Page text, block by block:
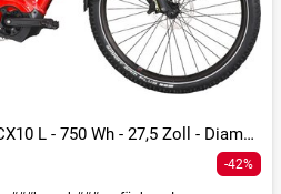
Quadriga Town & Country CX10 L - 750 Wh - 27,5 Zoll - Diamant
-42%